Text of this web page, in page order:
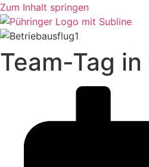
Zum Inhalt springen
Team-Tag